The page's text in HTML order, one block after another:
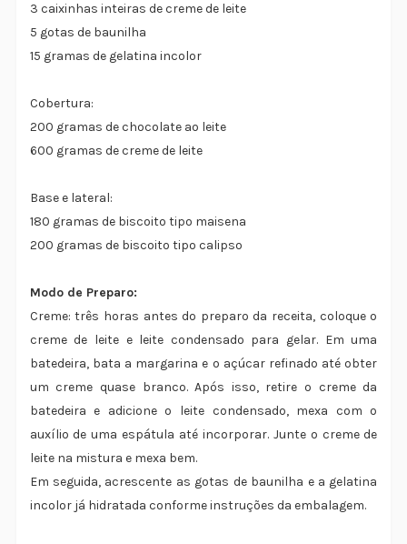
3 caixinhas inteiras de creme de leite
5 gotas de baunilha
15 gramas de gelatina incolor
Cobertura:
200 gramas de chocolate ao leite
600 gramas de creme de leite
Base e lateral:
180 gramas de biscoito tipo maisena
200 gramas de biscoito tipo calipso
Modo de Preparo:
Creme: três horas antes do preparo da receita, coloque o
creme de leite e leite condensado para gelar. Em uma
batedeira, bata a margarina e o açúcar refinado até obter
um creme quase branco. Após isso, retire o creme da
batedeira e adicione o leite condensado, mexa com o
auxílio de uma espátula até incorporar. Junte o creme de
leite na mistura e mexa bem.
Em seguida, acrescente as gotas de baunilha e a gelatina
incolor já hidratada conforme instruções da embalagem.